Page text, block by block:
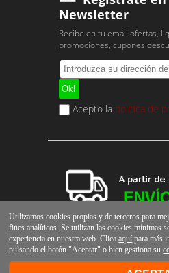
Newsletter
Recibe en tu email ofertas,
promociones, cupones
Acepto la política de
Utilizamos cookies propias y de terceros para
fines analíticos. Se utilizan las cookies mínimas
experiencia en nuestra web. Clicaaquí para más
pulsando el botón "Aceptar" o bien gestiona su